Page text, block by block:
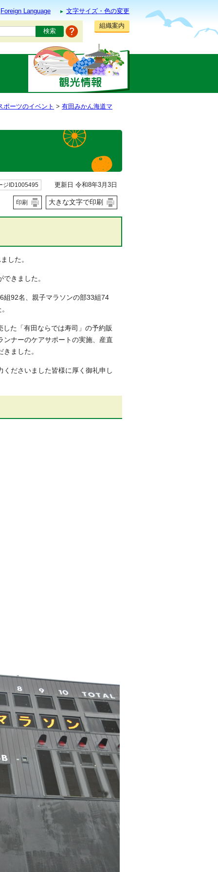
Foreign Language
文字サイズ・色の変更
組織案内
ポーツのイベント > 有田みかん海道マ
ジID1005495 更新日 令和8年3月3日
印刷 大きな文字で印刷
した。
きました。
組92名、親子マラソンの部33組74
した「有田ならでは寿司」の予約販
ナーのケアサポートの実施、産直
ました。
ださいました皆様に厚く御礼申し